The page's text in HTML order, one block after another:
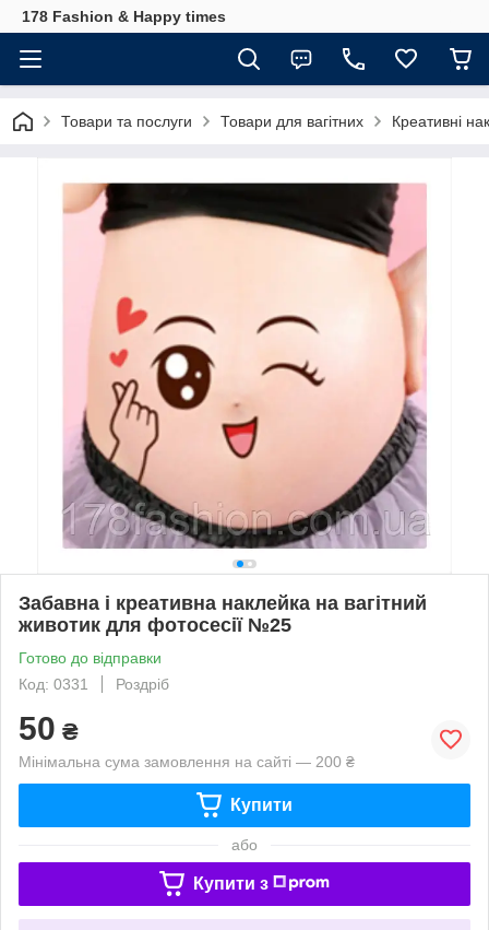
178 Fashion & Happy times
Товари та послуги Товари для вагітних Креативні
Забавна і креативна наклейка на вагітний
животик для фотосесії №25
Готово до відправки
Код: 0331
Роздріб
50 ₴
Мінімальна сума замовлення на сайті — 200 ₴
Купити
або
Купити з